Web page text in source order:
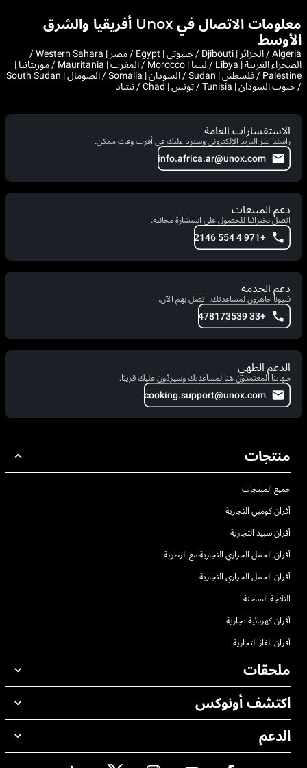
معلومات الاتصال في Unox أفريقيا والشرق
الأوسط
Algeria / الجزائر | Djibouti / جيبوتي | Egypt / مصر | Western Sahara /
الصحراء الغربية | Libya / ليبيا | Morocco / المغرب | Mauritania / موريتانيا |
Palestine / فلسطين | Sudan / السودان | Somalia / الصومال | South Sudan
/ جنوب السودان | Tunisia / تونس | Chad / تشاد
الاستفسارات العامة
راسلنا عبر البريد الإلكتروني وسنرد عليك في أقرب وقت ممكن.
info.africa.ar@unox.com
دعم المبيعات
اتصل بخبرائنا للحصول على استشارة مجانية.
+971 4 554 2146
دعم الخدمة
فنيونا جاهزون لمساعدتك. اتصل بهم الآن.
+33 478173539
الدعم الطهي
طهاتنا المعتمدون هنا لمساعدتك وسيردّون عليك قريبًا.
cooking.support@unox.com
منتجات
جميع المنتجات
أفران كومبي التجارية
أفران سبيد التجارية
أفران الحمل الحراري التجارية مع الرطوبة
أفران الحمل الحراري التجارية
الثلاجة الساخنة
أفران كهربائية تجارية
أفران الغاز التجارية
ملحقات
جميع الملحقات
منظفات الغسيل اليدوي
اكتشف أونوكس
مكاتبنا حول العالم
الدعم